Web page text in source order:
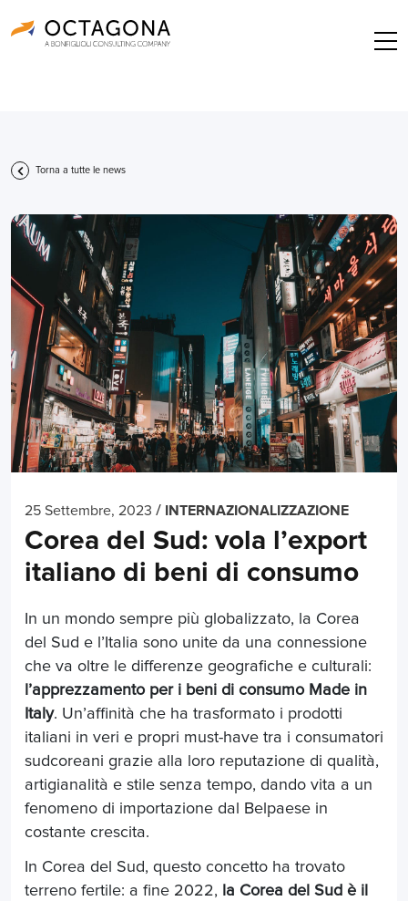
Torna a tutte le news
25 Settembre, 2023 / INTERNAZIONALIZZAZIONE
Corea del Sud: vola l’export
italiano di beni di consumo
In un mondo sempre più globalizzato, la Corea
del Sud e l’Italia sono unite da una connessione
che va oltre le differenze geografiche e culturali:
l’apprezzamento per i beni di consumo Made in
Italy. Un’affinità che ha trasformato i prodotti
italiani in veri e propri must-have tra i consumatori
sudcoreani grazie alla loro reputazione di qualità,
artigianalità e stile senza tempo, dando vita a un
fenomeno di importazione dal Belpaese in
costante crescita.
In Corea del Sud, questo concetto ha trovato
terreno fertile: a fine 2022,
la Corea del Sud è il